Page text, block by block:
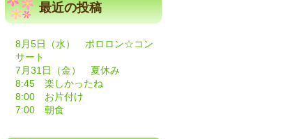
最近の投稿
8月5日（水） ポロロン☆コン
サート
7月31日（金） 夏休み
8:45 楽しかったね
8:00 お片付け
7:00 朝食